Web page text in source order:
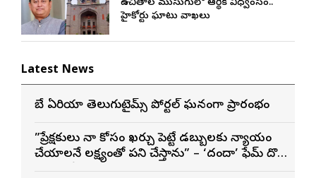
ఉచితాల ముసుగులో ఆర్థిక విధ్వంసం..
హైకోర్టు ఘాటు వ్యాఖ్యలు
Latest News
బే ఏరియా తెలుగుటైమ్స్ పోర్టల్ ఘనంగా ప్రారంభం
”ప్రేక్షకులు నా కోసం ఖర్చు పెట్టే డబ్బులకు న్యాయం
చేయాలనే లక్ష్యంతో పని చేస్తాను” – ‘దందా’ ఫేమ్ దొర